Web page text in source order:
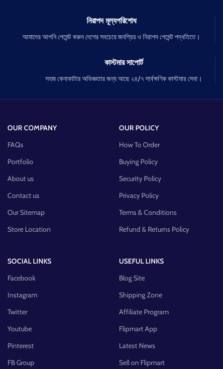
নিরাপদ মূল্যপরিশোধ
আমাদের আপনি পেমেন্ট করুন দেশের সবচেয়ে জনপ্রিয় ও নিরাপদ পেমেন্ট পদ্ধতিতে।
কাস্টমার সাপোর্ট
সহজ কেনাকাটার অভিজ্ঞতার জন্য আছে ২৪/৭ সার্বক্ষণিক কাস্টমার সেবা।
OUR COMPANY
FAQs
Portfolio
About us
Contact us
Our Sitemap
Store Location
OUR POLICY
How To Order
Buying Policy
Security Policy
Privacy Policy
Terms & Conditions
Refund & Returns Policy
SOCIAL LINKS
Facebook
Instagram
Twitter
Youtube
Pinterest
FB Group
USEFUL LINKS
Blog Site
Shipping Zone
Affiliate Program
Flipmart App
Latest News
Sell on Flipmart